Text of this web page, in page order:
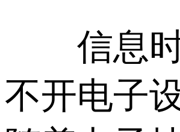
信息时
不开电子